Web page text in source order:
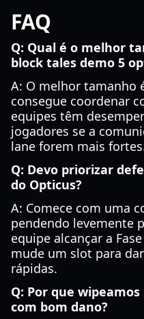
FAQ
Q: Qual é o melhor
block tales demo 5
A: O melhor tamanho
consegue coordenar
equipes têm
jogadores se a
lane forem mais
Q: Devo priorizar
do Opticus?
A: Comece com uma
pendendo levemente
equipe alcançar a
mude um slot para
rápidas.
Q: Por que
com bom dano?